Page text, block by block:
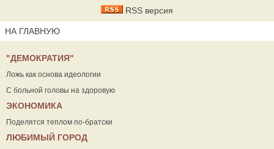
RSS версия
НА ГЛАВНУЮ
"ДЕМОКРАТИЯ"
Ложь как основа идеологии
С больной головы на здоровую
ЭКОНОМИКА
Поделятся теплом по-братски
ЛЮБИМЫЙ ГОРОД